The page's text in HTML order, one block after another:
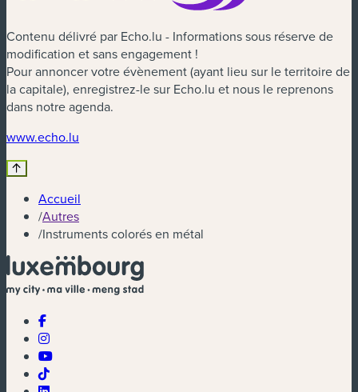
Contenu délivré par Echo.lu - Informations sous réserve de
modification et sans engagement !
Pour annoncer votre évènement (ayant lieu sur le territoire de
la capitale), enregistrez-le sur Echo.lu et nous le reprenons
dans notre agenda.
www.echo.lu
Accueil
/Autres
/Instruments colorés en métal